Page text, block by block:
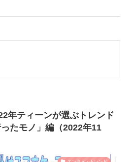
年ティーンが選ぶトレンド
たモノ」編（2022年11